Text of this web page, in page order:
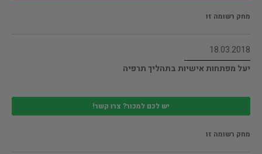
מחק רשומה זו
18.03.2018
יעל מפתחות אישיות בתהליך תרפיה
יש לכם למכור? צרו קשר!
מחק רשומה זו